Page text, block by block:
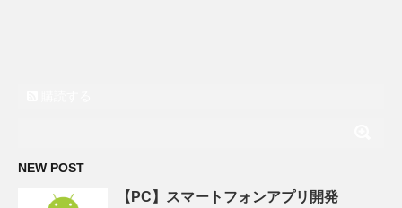
NEW POST
【PC】スマートフォンアプリ開発